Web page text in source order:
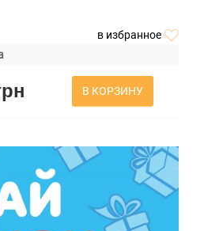
в избранное
В КОРЗИНУ